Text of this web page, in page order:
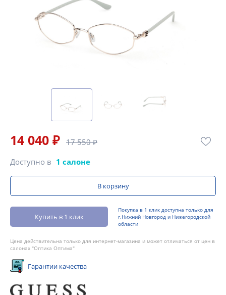
14 040 ₽ 17 550 ₽
Доступно в 1 салоне
В корзину
Купить в 1 клик
Покупка в 1 клик доступна только для
г.Нижний Новгород и Нижегородской
области
Цена действительна только для интернет-магазина и может отличаться от цен в
салонах "Оптика Оптима"
Гарантии качества